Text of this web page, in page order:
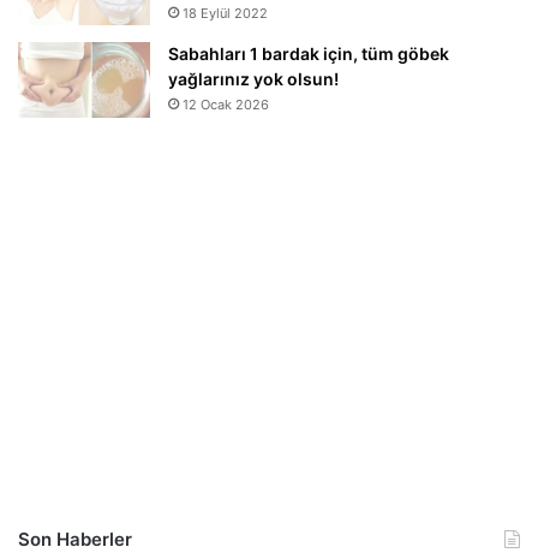
18 Eylül 2022
Sabahları 1 bardak için, tüm göbek
yağlarınız yok olsun!
12 Ocak 2026
Son Haberler